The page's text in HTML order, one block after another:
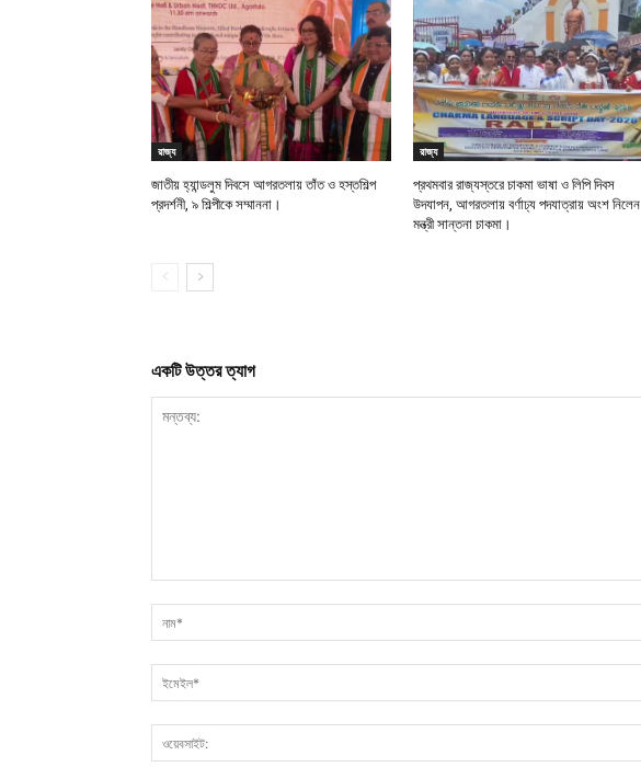
রাজ্য
জাতীয় হ্যান্ডলুম দিবসে আগরতলায় তাঁত ও হস্তশিল্প
প্রদর্শনী, ৯ শিল্পীকে সম্মাননা।
রাজ্য
প্রথমবার রাজ্যস্তরে চাকমা ভাষা ও লিপি দিবস
উদযাপন, আগরতলায় বর্ণাঢ্য পদযাত্রায় অংশ নিলেন
মন্ত্রী সান্তনা চাকমা।
একটি উত্তর ত্যাগ